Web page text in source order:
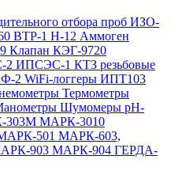
отбора проб ИЗО-
ВТР-1 Н-12 Аммоген
Клапан КЭГ-9720
2 ИПСЭС-1 КТЗ резьбовые
2 WiFi-логгеры ИПТ103
Термометры
Шумомеры pH-
303М МАРК-3010
501 МАРК-603,
903 МАРК-904 ГЕРДА-